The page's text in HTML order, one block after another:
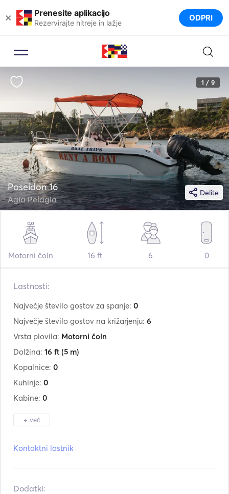
× Prenesite aplikacijo
Rezervirajte hitreje in lažje ODPRI
1 / 9
Delite
Poseidon 16
Agia Pelagia
Motorni čoln 16 ft 6 0
Lastnosti:
Največje število gostov za spanje: 0
Največje število gostov na križarjenju: 6
Vrsta plovila: Motorni čoln
Dolžina: 16 ft (5 m)
Kopalnice: 0
Kuhinje: 0
Kabine: 0
+ več
Motorji:2 x 35hp
Kontaktni lastnik
Dodatki: